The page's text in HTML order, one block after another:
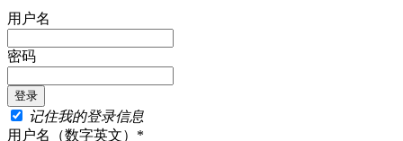
用户名
密码
记住我的登录信息
用户名（数字英文）*